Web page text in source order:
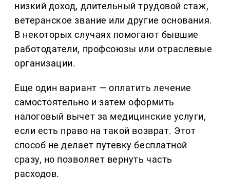
низкий доход, длительный трудовой стаж,
ветеранское звание или другие основания.
В некоторых случаях помогают бывшие
работодатели, профсоюзы или отраслевые
организации.
Еще один вариант — оплатить лечение
самостоятельно и затем оформить
налоговый вычет за медицинские услуги,
если есть право на такой возврат. Этот
способ не делает путевку бесплатной
сразу, но позволяет вернуть часть
расходов.